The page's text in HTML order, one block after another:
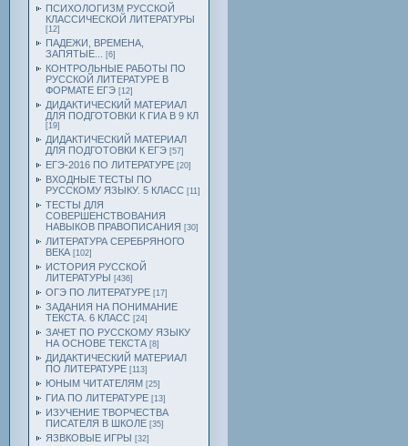
ПСИХОЛОГИЗМ РУССКОЙ
КЛАССИЧЕСКОЙ ЛИТЕРАТУРЫ
[12]
ПАДЕЖИ, ВРЕМЕНА,
ЗАПЯТЫЕ...
[6]
КОНТРОЛЬНЫЕ РАБОТЫ ПО
РУССКОЙ ЛИТЕРАТУРЕ В
ФОРМАТЕ ЕГЭ [12]
ДИДАКТИЧЕСКИЙ МАТЕРИАЛ
ДЛЯ ПОДГОТОВКИ К ГИА В 9 КЛ
[19]
ДИДАКТИЧЕСКИЙ МАТЕРИАЛ
ДЛЯ ПОДГОТОВКИ К ЕГЭ [57]
ЕГЭ-2016 ПО ЛИТЕРАТУРЕ [20]
ВХОДНЫЕ ТЕСТЫ ПО
РУССКОМУ ЯЗЫКУ. 5 КЛАСС [11]
ТЕСТЫ ДЛЯ
СОВЕРШЕНСТВОВАНИЯ
НАВЫКОВ ПРАВОПИСАНИЯ [30]
ЛИТЕРАТУРА СЕРЕБРЯНОГО
ВЕКА [102]
ИСТОРИЯ РУССКОЙ
ЛИТЕРАТУРЫ [436]
ОГЭ ПО ЛИТЕРАТУРЕ [17]
ЗАДАНИЯ НА ПОНИМАНИЕ
ТЕКСТА. 6 КЛАСС [24]
ЗАЧЕТ ПО РУССКОМУ ЯЗЫКУ
НА ОСНОВЕ ТЕКСТА [8]
ДИДАКТИЧЕСКИЙ МАТЕРИАЛ
ПО ЛИТЕРАТУРЕ [113]
ЮНЫМ ЧИТАТЕЛЯМ [25]
ГИА ПО ЛИТЕРАТУРЕ [13]
ИЗУЧЕНИЕ ТВОРЧЕСТВА
ПИСАТЕЛЯ В ШКОЛЕ [35]
ЯЗВКОВЫЕ ИГРЫ [32]